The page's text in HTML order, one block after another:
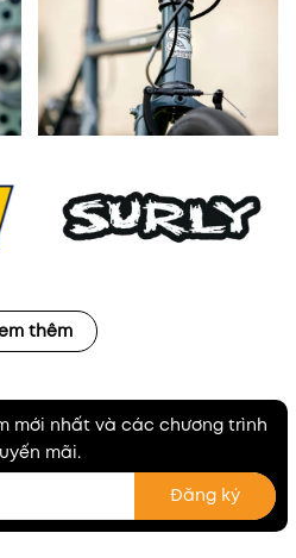
thêm
mới nhất và các chương trình
mãi.
Đăng ký